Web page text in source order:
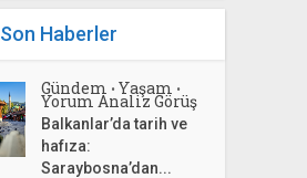
Son Haberler
Gündem • Yaşam •
Yorum Analiz Görüş
Balkanlar’da tarih ve
hafıza:
Saraybosna’dan...